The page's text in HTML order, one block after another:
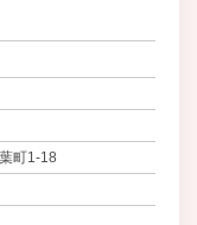
です。
町1-18